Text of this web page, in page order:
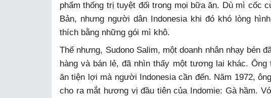
phẩm thống trị tuyệt đối trong mọi bữa ăn. Dù mì cốc
Bản, nhưng người dân Indonesia khi đó khó lòng
thích bằng những gói mì khô.
Thế nhưng, Sudono Salim, một doanh nhân nhạy bén
hàng và bán lẻ, đã nhìn thấy một tương lai khác.
ăn tiện lợi mà người Indonesia cần đến. Năm 1972,
cho ra mắt hương vị đầu tiên của Indomie: Gà hầm.